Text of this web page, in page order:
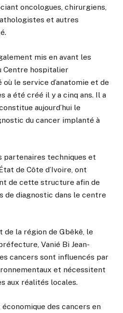
oncologues, chirurgiens,
et autres
mis en avant les
Centre hospitalier
le service d’anatomie et de
a été créé il y a cinq ans. Il a
aujourd’hui le
du cancer implanté à
partenaires techniques et
de Côte d’Ivoire, ont
de cette structure afin de
de diagnostic dans le centre
la région de Gbêkê, le
Vanié Bi Jean-
cancers sont influencés par
et nécessitent
aux réalités locales.
des cancers en